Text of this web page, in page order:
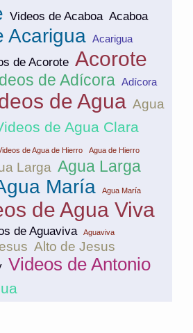
Videos de Acaboa Acaboa
Acarigua Acarigua
de Acorote Acorote
de Adícora Adícora
de Agua Agua
de Agua Clara
de Agua de Hierro Agua de Hierro
Larga Agua Larga
María Agua María
de Agua Viva
de Aguaviva Aguaviva
Alto de Jesus
Videos de Antonio